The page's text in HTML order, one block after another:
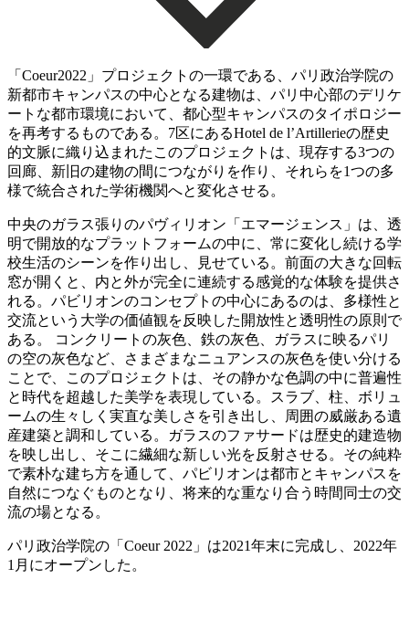
「Coeur2022」プロジェクトの一環である、パリ政治学院の
新都市キャンパスの中心となる建物は、パリ中心部のデリケ
ートな都市環境において、都心型キャンパスのタイポロジー
を再考するものである。7区にあるHotel de l’Artillerieの歴史
的文脈に織り込まれたこのプロジェクトは、現存する3つの
回廊、新旧の建物の間につながりを作り、それらを1つの多
様で統合された学術機関へと変化させる。
中央のガラス張りのパヴィリオン「エマージェンス」は、透
明で開放的なプラットフォームの中に、常に変化し続ける学
校生活のシーンを作り出し、見せている。前面の大きな回転
窓が開くと、内と外が完全に連続する感覚的な体験を提供さ
れる。パビリオンのコンセプトの中心にあるのは、多様性と
交流という大学の価値観を反映した開放性と透明性の原則で
ある。 コンクリートの灰色、鉄の灰色、ガラスに映るパリ
の空の灰色など、さまざまなニュアンスの灰色を使い分ける
ことで、このプロジェクトは、その静かな色調の中に普遍性
と時代を超越した美学を表現している。スラブ、柱、ボリュ
ームの生々しく実直な美しさを引き出し、周囲の威厳ある遺
産建築と調和している。ガラスのファサードは歴史的建造物
を映し出し、そこに繊細な新しい光を反射させる。その純粋
で素朴な建ち方を通して、パビリオンは都市とキャンパスを
自然につなぐものとなり、将来的な重なり合う時間同士の交
流の場となる。
パリ政治学院の「Coeur 2022」は2021年末に完成し、2022年
1月にオープンした。